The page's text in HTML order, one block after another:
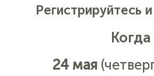
Регистрируйтесь
Когда
24 мая